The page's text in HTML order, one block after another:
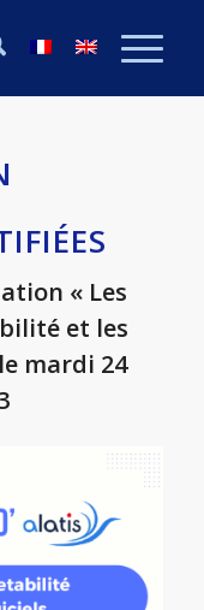
« Les
et les
mardi 24